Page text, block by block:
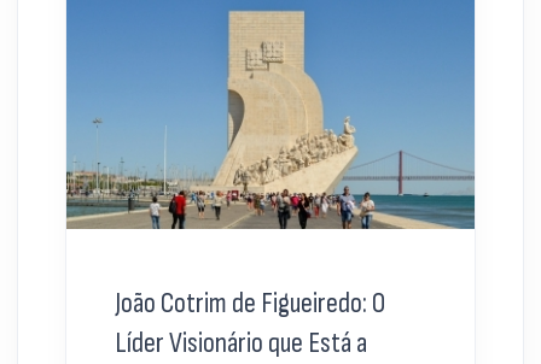
João Cotrim de Figueiredo: O
Líder Visionário que Está a